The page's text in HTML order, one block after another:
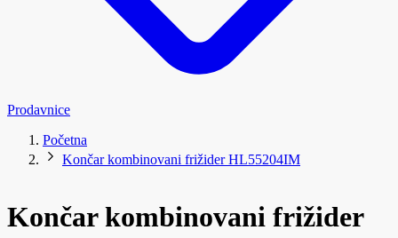
Prodavnice
Početna
Končar kombinovani frižider HL55204IM
Končar kombinovani frižider